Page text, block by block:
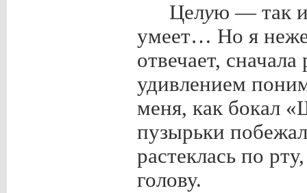
Целую — так и
умеет… Но я
отвечает,
удивлением
меня, как бокал
пузырьки
растеклась по
голову.